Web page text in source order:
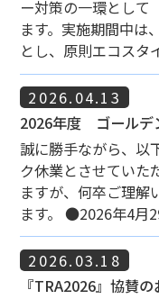
ー対策の一環として
ます。実施期間中は
とし、原則エコス
2026.04.13
2026年度 ゴールデ
誠に勝手ながら、以
ク休業とさせていた
ますが、何卒ご理解
ます。 ●2026年4月
2026.03.18
『TRA2026』協賛